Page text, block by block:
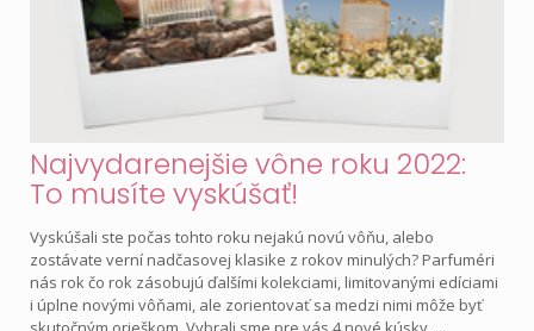
Najvydarenejšie vône roku 2022:
To musíte vyskúšať!
Vyskúšali ste počas tohto roku nejakú novú vôňu, alebo
zostávate verní nadčasovej klasike z rokov minulých? Parfuméri
nás rok čo rok zásobujú ďalšími kolekciami, limitovanými edíciami
i úplne novými vôňami, ale zorientovať sa medzi nimi môže byť